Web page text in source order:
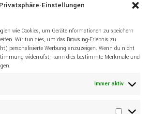
Privatsphäre-Einstellungen
wie Cookies, um Geräteinformationen zu speichern
Wir tun dies, um das Browsing-Erlebnis zu
personalisierte Werbung anzuzeigen. Wenn du nicht
widerrufst, kann dies bestimmte Merkmale und
Immer aktiv
Read more
, ATLAS COPCO
NEU FÜR
ATLAS
2658595600 PUMP